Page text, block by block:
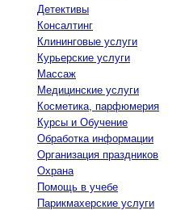
Детективы
Консалтинг
Клининговые услуги
Курьерские услуги
Массаж
Медицинские услуги
Косметика, парфюмерия
Курсы и Обучение
Обработка информации
Организация праздников
Охрана
Помощь в учебе
Парикмахерские услуги